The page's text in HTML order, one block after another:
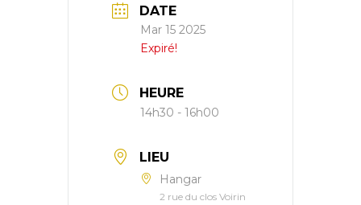
DATE
Mar 15 2025
Expiré!
HEURE
14h30 - 16h00
LIEU
Hangar
2 rue du clos Voirin